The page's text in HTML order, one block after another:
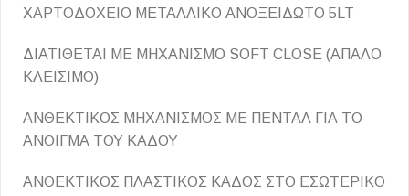
ΧΑΡΤΟΔΟΧΕΙΟ ΜΕΤΑΛΛΙΚΟ ΑΝΟΞΕΙΔΩΤΟ 5LT
ΔΙΑΤΙΘΕΤΑΙ ΜΕ ΜΗΧΑΝΙΣΜΟ SOFT CLOSE (ΑΠΑΛΟ
ΚΛΕΙΣΙΜΟ)
ΑΝΘΕΚΤΙΚΟΣ ΜΗΧΑΝΙΣΜΟΣ ΜΕ ΠΕΝΤΑΛ ΓΙΑ ΤΟ
ΑΝΟΙΓΜΑ ΤΟΥ ΚΑΔΟΥ
ΑΝΘΕΚΤΙΚΟΣ ΠΛΑΣΤΙΚΟΣ ΚΑΔΟΣ ΣΤΟ ΕΣΩΤΕΡΙΚΟ